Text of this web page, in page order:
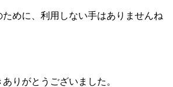
めに、利用しない手はありませんね
りがとうございました。